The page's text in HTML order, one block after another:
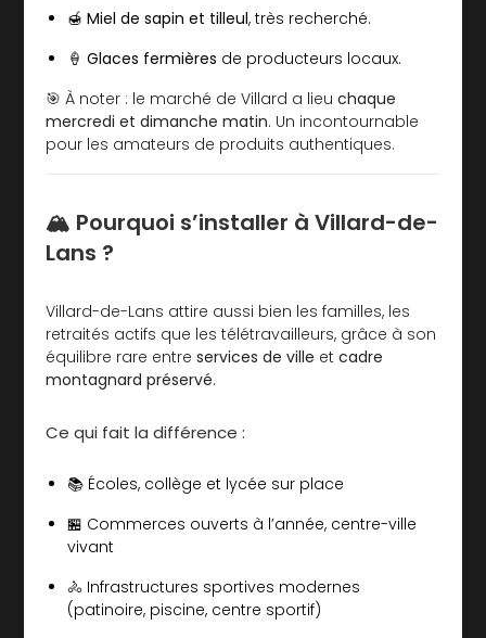
🍯Miel de sapin et tilleul, très recherché.
🍦Glaces fermières de producteurs locaux.
🎯 À noter : le marché de Villard a lieuchaque
mercredi et dimanche matin. Un incontournable
pour les amateurs de produits authentiques.
🏔️ Pourquoi s’installer à Villard-de-
Lans ?
Villard-de-Lans attire aussi bien les familles, les
retraités actifs que les télétravailleurs, grâce à son
équilibre rare entreservices de ville etcadre
montagnard préservé.
Ce qui fait la différence :
📚 Écoles, collège et lycée sur place
🏪 Commerces ouverts à l’année, centre-ville
vivant
🚴 Infrastructures sportives modernes
(patinoire, piscine, centre sportif)